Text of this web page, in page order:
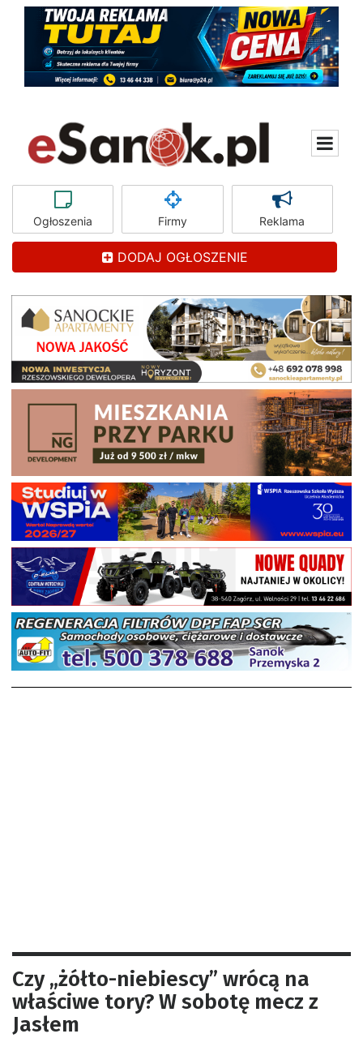
Ogłoszenia Firmy Reklama
DODAJ OGŁOSZENIE
Czy „żółto-niebiescy” wrócą na
właściwe tory? W sobotę mecz z
Jasłem